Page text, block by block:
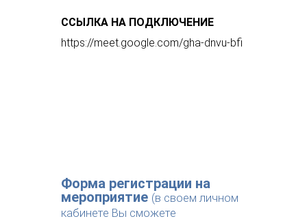
ССЫЛКА НА ПОДКЛЮЧЕНИЕ
https://meet.google.com/gha-dnvu-bfi
Форма регистрации на
мероприятие (в своем личном
кабинете Вы сможете